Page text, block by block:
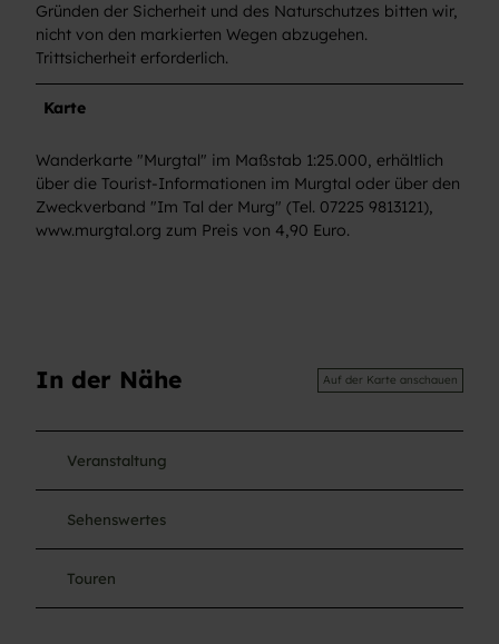
Gründen der Sicherheit und des Naturschutzes bitten wir,
nicht von den markierten Wegen abzugehen.
Trittsicherheit erforderlich.
Karte
Wanderkarte "Murgtal" im Maßstab 1:25.000, erhältlich
über die Tourist-Informationen im Murgtal oder über den
Zweckverband "Im Tal der Murg" (Tel. 07225 9813121),
www.murgtal.org zum Preis von 4,90 Euro.
In der Nähe Auf der Karte anschauen
Veranstaltung
Sehenswertes
Touren